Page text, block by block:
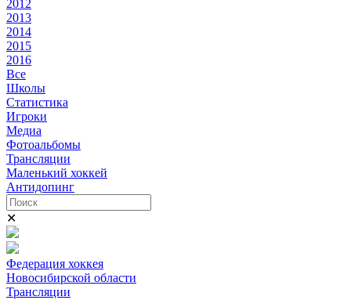
2012
2013
2014
2015
2016
Все
Школы
Статистика
Игроки
Медиа
Фотоальбомы
Трансляции
Маленький хоккей
Антидопинг
✕
Федерация хоккея
Новосибирской области
Трансляции